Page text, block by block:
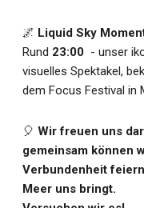
🌌 Liquid Sky
Rund 23:00 - unser
visuelles Spektakel,
dem Focus Festival in
🎈 Wir freuen uns
gemeinsam können
Verbundenheit
Meer uns bringt.